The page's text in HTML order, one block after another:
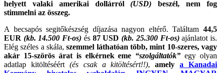
helyett valaki amerikai dollárról(USD) beszél, nem fog
stimmelni az összeg.
A becsapós segitőkészség díjazása nagyon eltérő. Találtam 44,5
EUR (kb. 14.500 Ft-os) és87 USD(kb. 25.300 Ft-os)ajánlatot is.
Elég széles a skála,szemmel láthatóan több, mint 10-szeres, vagy
akár 15-szörös árat is elkérnek eme “szolgáltatók” egy olyan
adatlap kitöltéséért (és csak a kitöltésért!!),amelya Kanadai